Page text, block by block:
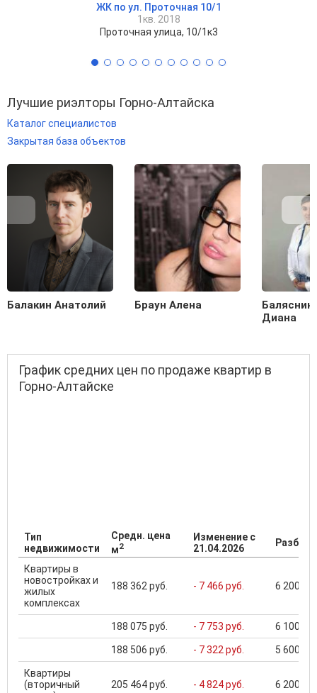
ЖК по ул. Проточная 10/1
1кв. 2018
Проточная улица, 10/1к3
Лучшие риэлторы Горно-Алтайска
Каталог специалистов
Закрытая база объектов
Балакин Анатолий Браун Алена
Диана
График средних цен по продаже квартир в
Горно-Алтайске
Тип
недвижимости
Средн. цена
м2
Изменение с
21.04.2026
Квартиры в
новостройках и
жилых
комплексах
188 362 руб. - 7 466 руб. 6 200
188 075 руб. - 7 753 руб. 6 100
188 506 руб. - 7 322 руб. 5 600
Квартиры
(вторичный
205 464 руб. - 4 824 руб. 6 200